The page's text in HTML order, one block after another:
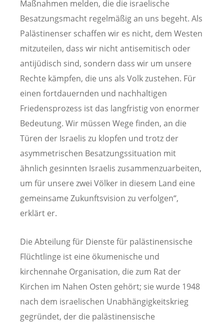
Maßnahmen melden, die die israelische
Besatzungsmacht regelmäßig an uns begeht. Als
Palästinenser schaffen wir es nicht, dem Westen
mitzuteilen, dass wir nicht antisemitisch oder
antijüdisch sind, sondern dass wir um unsere
Rechte kämpfen, die uns als Volk zustehen. Für
einen fortdauernden und nachhaltigen
Friedensprozess ist das langfristig von enormer
Bedeutung. Wir müssen Wege finden, an die
Türen der Israelis zu klopfen und trotz der
asymmetrischen Besatzungssituation mit
ähnlich gesinnten Israelis zusammenzuarbeiten,
um für unsere zwei Völker in diesem Land eine
gemeinsame Zukunftsvision zu verfolgen“,
erklärt er.
Die Abteilung für Dienste für palästinensische
Flüchtlinge ist eine ökumenische und
kirchennahe Organisation, die zum Rat der
Kirchen im Nahen Osten gehört; sie wurde 1948
nach dem israelischen Unabhängigkeitskrieg
gegründet, der die palästinensische